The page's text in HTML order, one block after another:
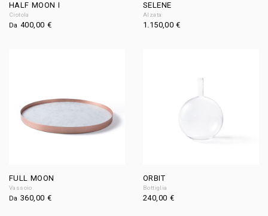
HALF MOON I
Ciotola
Da400,00 €
SELENE
Alzata
1.150,00€
FULL MOON
Vassoio
Da360,00 €
ORBIT
Bottiglia
240,00 €